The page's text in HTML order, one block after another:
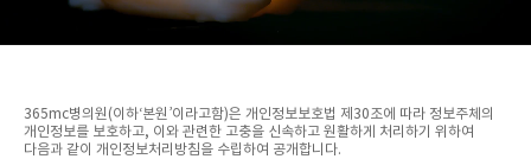
365mc병의원(이하‘본원’이라고함)은 개인정보보호법 제30조에 따라 정보주체의
개인정보를 보호하고, 이와 관련한 고충을 신속하고 원활하게 처리하기 위하여
다음과 같이 개인정보처리방침을 수립하여 공개합니다.